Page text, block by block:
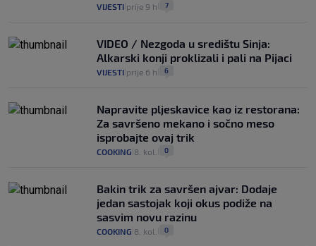
VIJESTI prije 9 h 7
VIDEO / Nezgoda u središtu Sinja:
Alkarski konji proklizali i pali na Pijaci
VIJESTI prije 6 h 6
Napravite pljeskavice kao iz restorana:
Za savršeno mekano i sočno meso
isprobajte ovaj trik
COOKING 8. kol. 0
Bakin trik za savršen ajvar: Dodaje
jedan sastojak koji okus podiže na
sasvim novu razinu
COOKING 8. kol. 0